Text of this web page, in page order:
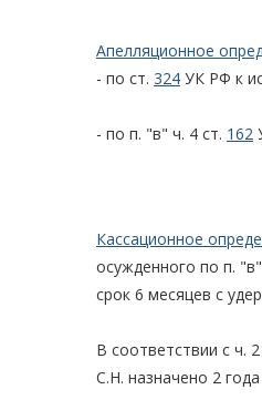
Апелляционное
- по ст. 324 УК РФ к
- по п. "в" ч. 4 ст. 162
Кассационное
осужденного по п.
срок 6 месяцев с
В соответствии с ч. 2
С.Н. назначено 2